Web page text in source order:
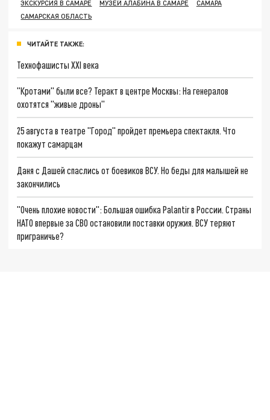
ЭКСКУРСИЯ В САМАРЕ
МУЗЕЙ АЛАБИНА В САМАРЕ
САМАРА
САМАРСКАЯ ОБЛАСТЬ
ЧИТАЙТЕ ТАКЖЕ:
Технофашисты XXI века
"Кротами" были все? Теракт в центре Москвы: На генералов
охотятся "живые дроны"
25 августа в театре "Город" пройдет премьера спектакля. Что
покажут самарцам
Даня с Дашей спаслись от боевиков ВСУ. Но беды для малышей не
закончились
"Очень плохие новости": Большая ошибка Palantir в России. Страны
НАТО впервые за СВО остановили поставки оружия. ВСУ теряют
приграничье?